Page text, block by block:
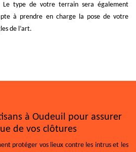
type de votre terrain sera également
à prendre en charge la pose de votre
de l’art.
à Oudeuil pour assurer
de vos clôtures
protéger vos lieux contre les intrus et les